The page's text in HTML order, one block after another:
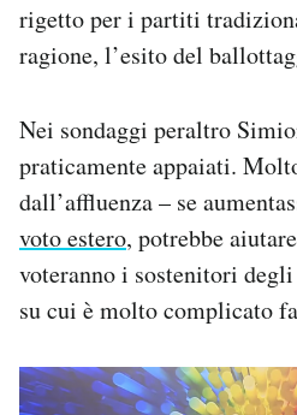
rigetto per i partiti
ragione, l’esito del
Nei sondaggi peraltro
praticamente appaiati.
dall’affluenza – se
voto estero, potrebbe
voteranno i sostenitori
su cui è molto complicato